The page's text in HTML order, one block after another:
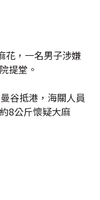
花，一名男子涉嫌
提堂。
谷抵港，海關人員
8公斤懷疑大麻